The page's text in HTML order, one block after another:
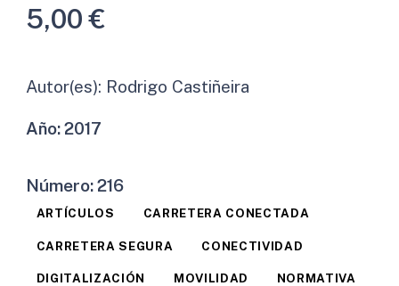
5,00€
Autor(es): Rodrigo Castiñeira
Año:2017
Número:216
ARTÍCULOS CARRETERA CONECTADA
CARRETERA SEGURA CONECTIVIDAD
DIGITALIZACIÓN MOVILIDAD NORMATIVA